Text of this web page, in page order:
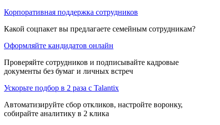
Корпоративная поддержка сотрудников
Какой соцпакет вы предлагаете семейным сотрудникам?
Оформляйте кандидатов онлайн
Проверяйте сотрудников и подписывайте кадровые
документы без бумаг и личных встреч
Ускорьте подбор в 2 раза с Talantix
Автоматизируйте сбор откликов, настройте воронку,
собирайте аналитику в 2 клика